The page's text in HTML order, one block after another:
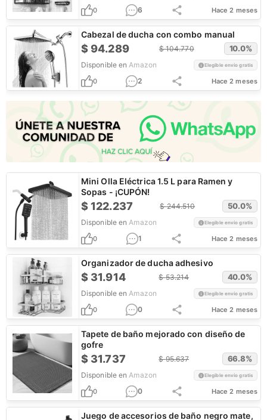
0 6 Hace 2 meses
Cabezal de ducha con combo manual
$ 94.289 $104.770 10.0%
Disponible en Amazon Elegible envío gratis
0 2 Hace 2 meses
Mini Olla Eléctrica 1.5 L para Ramen y
Sopas - ¡CUPÓN!
$122.237 $244.510 50.0%
Disponible en Amazon Elegible envío gratis
0 1 Hace 2 meses
Organizador de ducha adhesivo
$ 31.914 $53.214 40.0%
Disponible en Amazon Elegible envío gratis
0 0 Hace 2 meses
Tapete de baño mejorado con diseño de
gofre
$ 31.737 $95.637 66.8%
Disponible en Amazon Elegible envío gratis
0 0 Hace 2 meses
Juego de accesorios de baño negro mate,